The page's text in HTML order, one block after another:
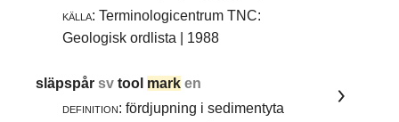
källa: Terminologicentrum TNC:
Geologisk ordlista | 1988
släpspårsvtool mark en
definition: fördjupning i sedimentyta